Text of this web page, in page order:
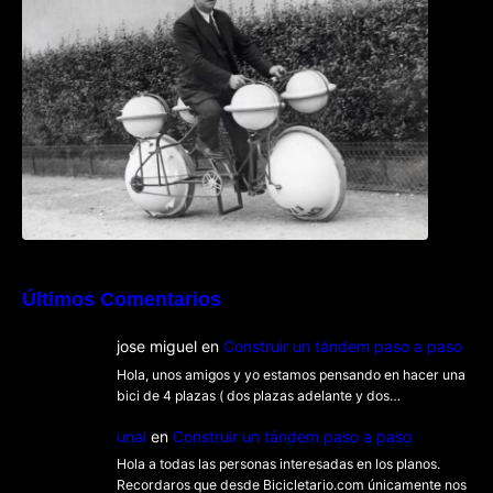
Últimos Comentarios
jose miguelen Construir un tándem paso a paso
Hola, unos amigos y yo estamos pensando en hacer una
bici de 4 plazas ( dos plazas adelante y dos…
unaien Construir un tándem paso a paso
Hola a todas las personas interesadas en los planos.
Recordaros que desde Bicicletario.com únicamente nos